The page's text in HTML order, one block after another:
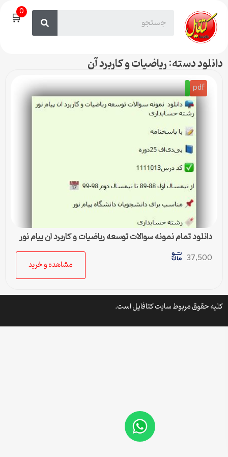
🛒0
دانلود دسته: ریاضیات و کاربرد آن
pdf
دانلود تمام نمونه سوالات توسعه ریاضیات و کاربرد ان پیام نور
رشته حسابداری
37,500
مشاهده و خرید
کلیه حقوق مربوط سایت کتافایل است.